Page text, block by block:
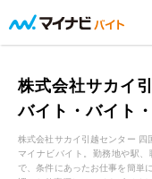
株式会社サカイ
バイト・バイト
株式会社サカイ引越センター 四
マイナビバイト。勤務地や駅
で、条件にあったお仕事を簡単